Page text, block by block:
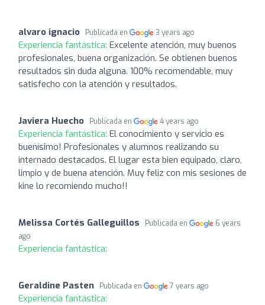
alvaro ignacio Publicada en 3 years ago
Experiencia fantástica: Excelente atención, muy buenos
profesionales, buena organización. Se obtienen buenos
resultados sin duda alguna. 100% recomendable, muy
satisfecho con la atención y resultados.
Javiera Huecho Publicada en 4 years ago
Experiencia fantástica: El conocimiento y servicio es
buenísimo! Profesionales y alumnos realizando su
internado destacados. El lugar esta bien equipado, claro,
limpio y de buena atención. Muy feliz con mis sesiones de
kine lo recomiendo mucho!!
Melissa Cortés Galleguillos Publicada en
6 years
ago
Experiencia fantástica:
Geraldine Pasten Publicada en 7 years ago
Experiencia fantástica: